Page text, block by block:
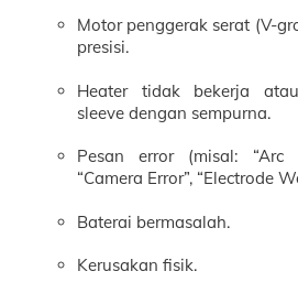
Motor penggerak serat (V-
presisi.
Heater tidak bekerja
sleeve dengan sempurna.
Pesan error (misal: “Arc
“Camera Error”, “Electrode
Baterai bermasalah.
Kerusakan fisik.